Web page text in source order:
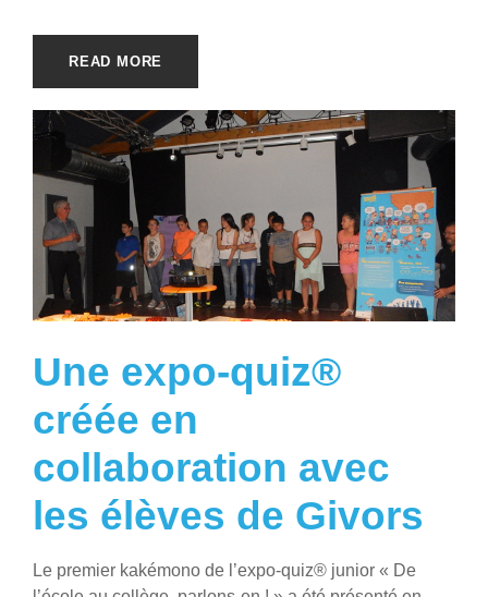
READ MORE
Une expo-quiz®
créée en
collaboration avec
les élèves de Givors
Le premier kakémono de l’expo-quiz® junior « De